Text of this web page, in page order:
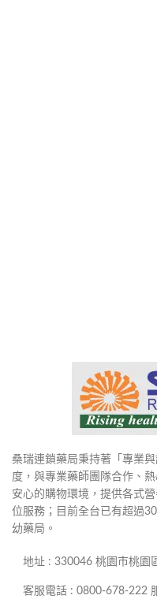
桑瑞連鎖藥局秉持著「專業
度，與專業藥師團隊合作、
安心的購物環境，提供各式
位服務；目前全台已有超過
幼藥局。
地址 : 330046 桃園市桃園
客服電話 : 0800-678-222